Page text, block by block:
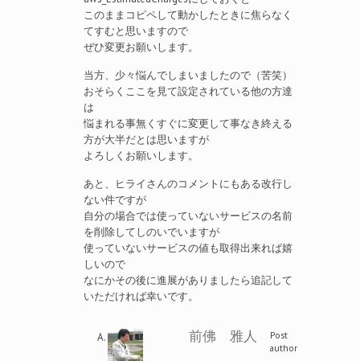
このままコピペして動かしたときに焦らなく
てすむと思いますので
ぜひ変更お願いします。
当方、少々悩んでしまいましたので（苦笑）
おそらくここを見て設定されている他の方達
は
悩まれる事無くすぐに変更して事なき終える
方が大半だとは思いますが
よろしくお願いします。
あと、ヒライさんのコメントにもある改行し
ない件ですが
自分の場合では使っていないサービスの名前
を削除してしのいでいますが
使っていないサービスの値も取得出来れば嬉
しいので
なにかその後に進展がありましたら追記して
いただければ幸いです。
前佛 雅人
Post
author